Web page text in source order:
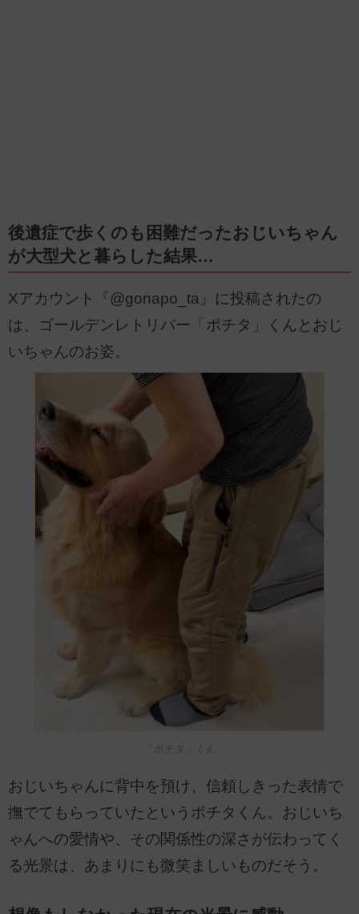
後遺症で歩くのも困難だったおじいちゃん
が大型犬と暮らした結果…
Xアカウント『@gonapo_ta』に投稿されたの
は、ゴールデンレトリバー「ポチタ」くんとおじ
いちゃんのお姿。
「ポチタ」くん
おじいちゃんに背中を預け、信頼しきった表情で
撫でてもらっていたというポチタくん。おじいち
ゃんへの愛情や、その関係性の深さが伝わってく
る光景は、あまりにも微笑ましいものだそう。